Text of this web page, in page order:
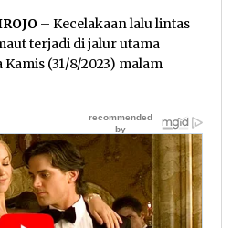
– Kecelakaan lalu lintas
terjadi di jalur utama
(31/8/2023) malam